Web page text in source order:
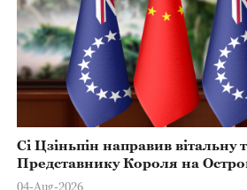
Сі Цзіньпін направив вітальну
Представнику Короля на
Марстерсу з нагоди Дня
04-Aug-2026